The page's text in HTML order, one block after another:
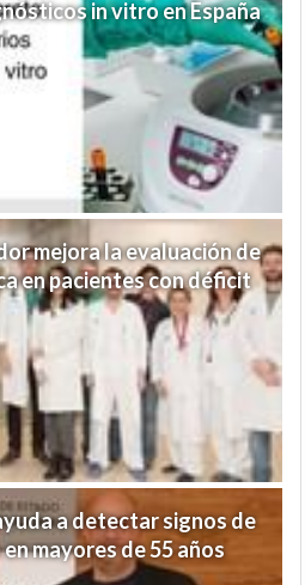
in vitro en España
mejora la evaluación de
en pacientes con déficit
a detectar signos de
mayores de 55 años